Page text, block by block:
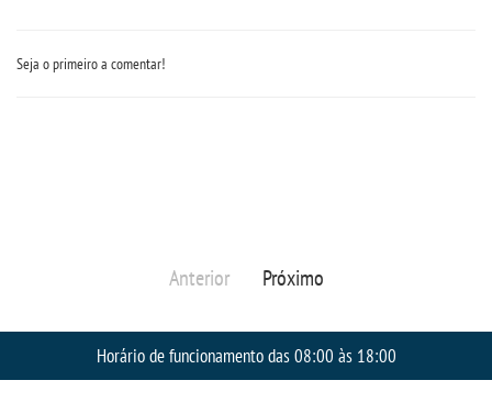
IMPRENSA
Seja o primeiro a comentar!
Anterior Próximo
Horário de funcionamento das 08:00 às 18:00